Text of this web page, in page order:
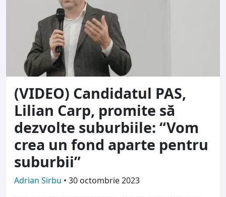
(VIDEO) Candidatul PAS,
Lilian Carp, promite să
dezvolte suburbiile: “Vom
crea un fond aparte pentru
suburbii”
Adrian Sirbu • 30 octombrie 2023